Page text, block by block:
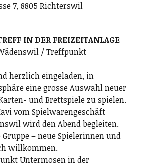
7, 8805 Richterswil
IN DER FREIZEITANLAGE
/ Treffpunkt
herzlich eingeladen, in
eine grosse Auswahl neuer
und Brettspiele zu spielen.
vom Spielwarengeschäft
wird den Abend begleiten.
– neue Spielerinnen und
willkommen.
Untermosen in der